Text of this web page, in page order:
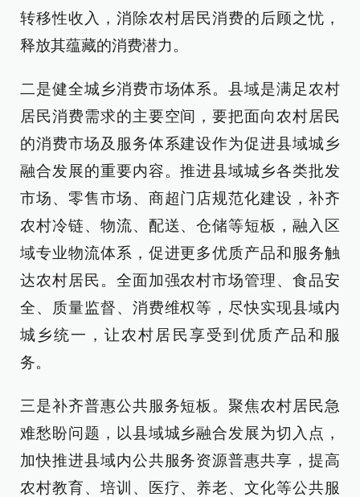
转移性收入，消除农村居民消费的后顾之忧，
释放其蕴藏的消费潜力。
二是健全城乡消费市场体系。县域是满足农村
居民消费需求的主要空间，要把面向农村居民
的消费市场及服务体系建设作为促进县域城乡
融合发展的重要内容。推进县域城乡各类批发
市场、零售市场、商超门店规范化建设，补齐
农村冷链、物流、配送、仓储等短板，融入区
域专业物流体系，促进更多优质产品和服务触
达农村居民。全面加强农村市场管理、食品安
全、质量监督、消费维权等，尽快实现县域内
城乡统一，让农村居民享受到优质产品和服
务。
三是补齐普惠公共服务短板。聚焦农村居民急
难愁盼问题，以县域城乡融合发展为切入点，
加快推进县域内公共服务资源普惠共享，提高
农村教育、培训、医疗、养老、文化等公共服